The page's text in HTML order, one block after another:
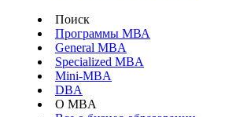
Поиск
Программы МВА
General MBA
Specialized MBA
Mini-MBA
DBA
О MBA